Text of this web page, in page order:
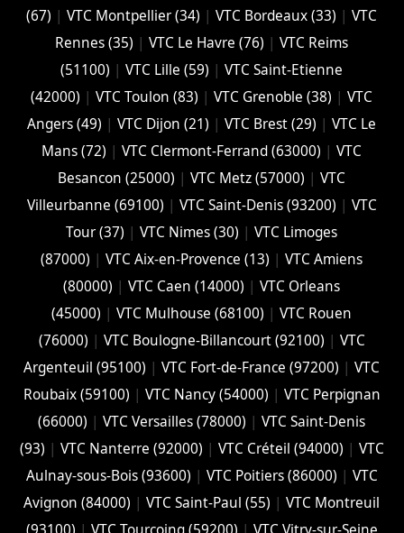
(67) |VTC Montpellier (34) |VTC Bordeaux (33) |VTC
Rennes (35) |VTC Le Havre (76) |VTC Reims
(51100) |VTC Lille (59) |VTC Saint-Etienne
(42000) |VTC Toulon (83) |VTC Grenoble (38) |VTC
Angers (49) |VTC Dijon (21) |VTC Brest (29) |VTC Le
Mans (72) |VTC Clermont-Ferrand (63000) |VTC
Besancon (‎25000) |VTC Metz (57000) |VTC
Villeurbanne (‎69100) | VTC Saint-Denis (93200) | VTC
Tour (37) |VTC Nimes (30) |VTC Limoges
(‎87000) |VTC Aix-en-Provence (13) |VTC Amiens
(‎80000) |VTC Caen (14000) |VTC Orleans
(45000) |VTC Mulhouse (68100) |VTC Rouen
(76000) | VTC Boulogne-Billancourt (92100) | VTC
Argenteuil (95100) |VTC Fort-de-France (97200) |VTC
Roubaix (‎59100) | VTC Nancy (‎54000) | VTC Perpignan
(66000) |VTC Versailles (‎78000) |VTC Saint-Denis
(93) | VTC Nanterre (92000) | VTC Créteil (94000) | VTC
Aulnay-sous-Bois (93600) | VTC Poitiers (86000) | VTC
Avignon (84000) |VTC Saint-Paul (55) |VTC Montreuil